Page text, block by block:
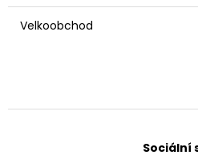
Velkoobchod
Sociální